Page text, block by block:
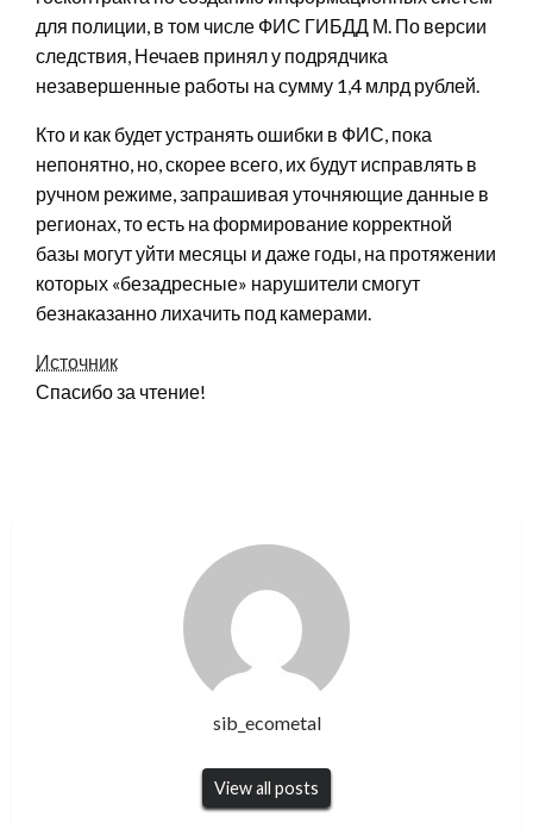
для полиции, в том числе ФИС ГИБДД М. По версии
следствия, Нечаев принял у подрядчика
незавершенные работы на сумму 1,4 млрд рублей.
Кто и как будет устранять ошибки в ФИС, пока
непонятно, но, скорее всего, их будут исправлять в
ручном режиме, запрашивая уточняющие данные в
регионах, то есть на формирование корректной
базы могут уйти месяцы и даже годы, на протяжении
которых «безадресные» нарушители смогут
безнаказанно лихачить под камерами.
Источник
Спасибо за чтение!
sib_ecometal
View all posts